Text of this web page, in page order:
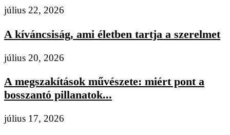
július 22, 2026
A kíváncsiság, ami életben tartja a szerelmet
július 20, 2026
A megszakítások művészete: miért pont a
bosszantó pillanatok...
július 17, 2026